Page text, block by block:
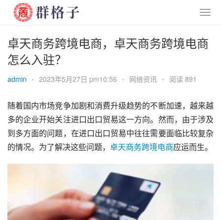
卓天商务跨境电商，卓天商务跨境电商
怎么入驻？
admin • 2023年5月27日 pm10:56 • 网络资讯 • 阅读 891
随着国内市场竞争加剧和消费升级趋势的不断加速，越来越
多的企业开始关注进口出口贸易这一方向。然而，由于涉及
到多方面的问题，在进口出口贸易中往往需要面临比较复杂
的情况。为了解决这些问题， 卓天商务跨境电商应运而生。